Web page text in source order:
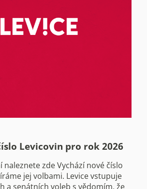
Levicovin pro rok 2026
naleznete zde Vychází nové číslo
jej volbami. Levice vstupuje
a senátních voleb s vědomím, že